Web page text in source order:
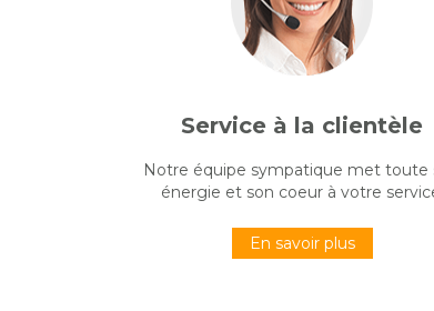
Service à la clientèle
Notre équipe sympatique met toute
énergie et son coeur à votre
En savoir plus